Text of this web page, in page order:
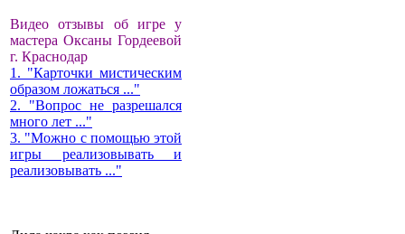
Видео отзывы об игре у
мастера Оксаны Гордеевой
г. Краснодар
1. "Карточки мистическим
образом ложаться ..."
2. "Вопрос не разрешался
много лет ..."
3. "Можно с помощью этой
игры реализовывать и
реализовывать ..."